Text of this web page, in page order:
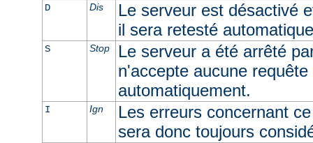
D Dis
Le serveur est désactivé
il sera retesté
S Stop
Le serveur a été arrêté
n'accepte aucune
automatiquement.
I Ign
Les erreurs concernant
sera donc toujours